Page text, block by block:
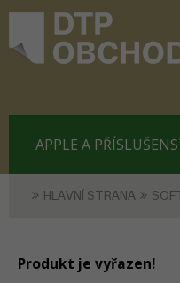
APPLE A
HLAVNÍ STRANA
Produkt je vyřazen!